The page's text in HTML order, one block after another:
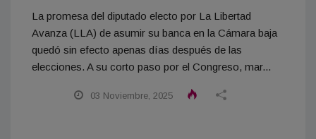
La promesa del diputado electo por La Libertad
Avanza (LLA) de asumir su banca en la Cámara baja
quedó sin efecto apenas días después de las
elecciones. A su corto paso por el Congreso, mar...
03 Noviembre, 2025